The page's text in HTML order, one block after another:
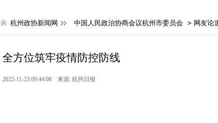
杭州政协新闻网 中国人民政治协商会议杭州市委员会 > 网友论
全方位筑牢疫情防控防线
2022-11-23 09:44:08 来源: 杭州日报